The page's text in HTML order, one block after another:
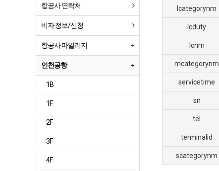
lcategorynm
lcduty
lcnm
mcategorynm
servicetime
sn
tel
terminalid
scategorynm
항공사 연락처
비자 정보/신청
항공사 마일리지
인천공항
1B
1F
2F
3F
4F